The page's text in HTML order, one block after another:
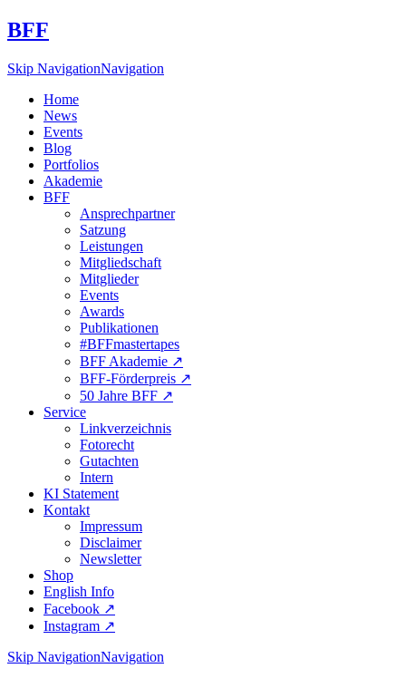
BFF
Skip NavigationNavigation
Home
News
Events
Blog
Portfolios
Akademie
BFF
Ansprechpartner
Satzung
Leistungen
Mitgliedschaft
Mitglieder
Events
Awards
Publikationen
#BFFmastertapes
BFF Akademie ↗︎
BFF-Förderpreis ↗︎
50 Jahre BFF ↗︎
Service
Linkverzeichnis
Fotorecht
Gutachten
Intern
KI Statement
Kontakt
Impressum
Disclaimer
Newsletter
Shop
English Info
Facebook ↗︎
Instagram ↗︎
Skip NavigationNavigation